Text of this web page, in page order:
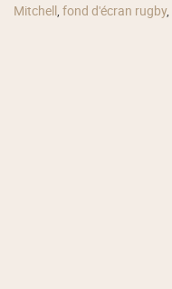
Mitchell,fond d'écran rugby,